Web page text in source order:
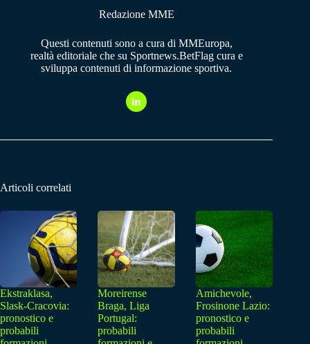
Redazione MME
Questi contenuti sono a cura di MMEuropa,
realtà editoriale che su Sportnews.BetFlag cura e
sviluppa contenuti di informazione sportiva.
Articoli correlati
Ekstraklasa,
Slask-Cracovia:
pronostico e
probabili
Moreirense
Braga, Liga
Portugal:
probabili
Amichevole,
Frosinone Lazio:
pronostico e
probabili